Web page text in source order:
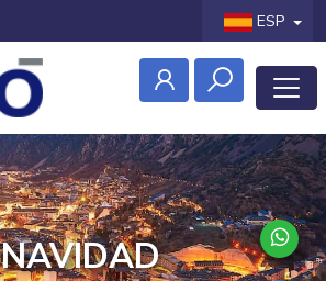
ESP
NAVIDAD